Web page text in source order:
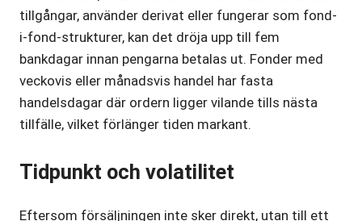
tillgångar, använder derivat eller fungerar som fond-
i-fond-strukturer, kan det dröja upp till fem
bankdagar innan pengarna betalas ut. Fonder med
veckovis eller månadsvis handel har fasta
handelsdagar där ordern ligger vilande tills nästa
tillfälle, vilket förlänger tiden markant.
Tidpunkt och volatilitet
Eftersom försäljningen inte sker direkt, utan till ett